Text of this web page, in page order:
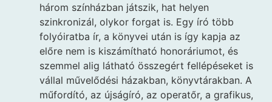
három színházban játszik, hat helyen
szinkronizál, olykor forgat is. Egy író több
folyóiratba ír, a könyvei után is így kapja az
előre nem is kiszámítható honoráriumot, és
szemmel alig látható összegért fellépéseket is
vállal művelődési házakban, könyvtárakban. A
műfordító, az újságíró, az operatőr, a grafikus,